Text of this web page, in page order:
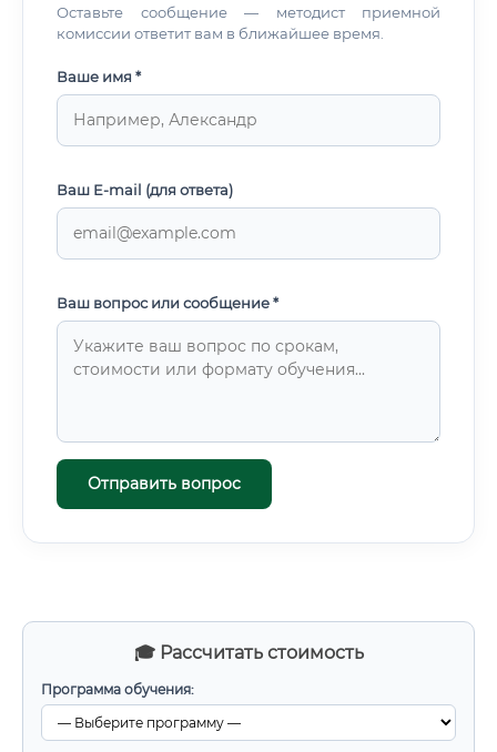
🎓 Рассчитать стоимость
Программа обучения:
Оставьте сообщение — методист приемной
комиссии ответит вам в ближайшее время.
Ваше имя *
Ваш E-mail (для ответа)
Ваш вопрос или сообщение *
Отправить вопрос